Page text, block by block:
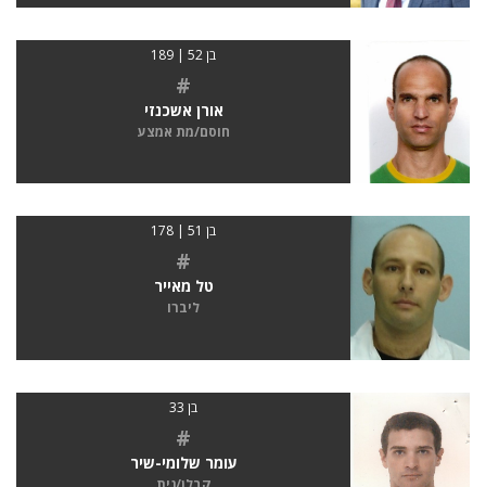
בן 52 | 189
#
אורן אשכנזי
חוסם/מת אמצע
בן 51 | 178
#
טל מאייר
ליברו
בן 33
#
עומר שלומי-שיר